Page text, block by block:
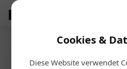
Cookies &
Diese Website verwendet
Firmenverzeichnis › K.N.O.L.L